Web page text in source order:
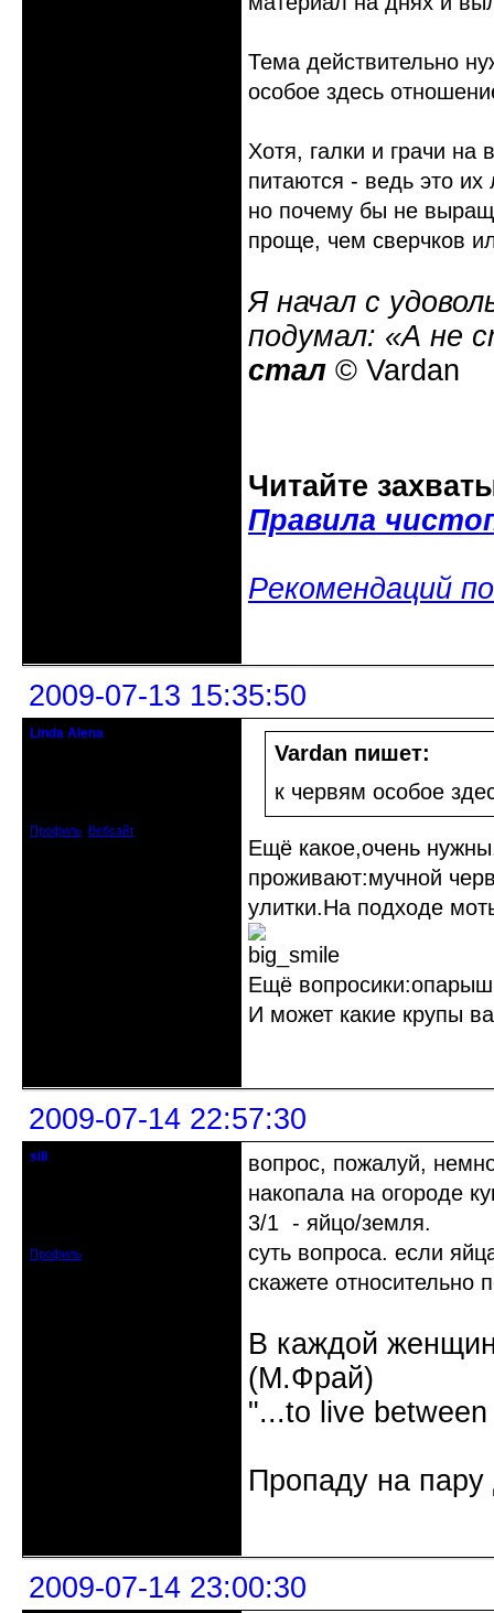
Тема действительно
особое здесь
Хотя, галки и грачи
питаются - ведь это
но почему бы не
проще, чем сверчков
Я начал с
подумал: «А не
стал © Vardan
Читайте
Правила
Рекомендаций
2009-07-13 15:35:50
Linda Alena
Профиль Вебсайт
Vardan пишет:
к червям особое
Ещё какое,очень
проживают:мучной
улитки.На подходе
Ещё
И может какие крупы
2009-07-14 22:57:30
sili
Профиль
вопрос, пожалуй,
накопала на огороде
3/1 - яйцо/земля.
суть вопроса. если
скажете относительно
В каждой
(М.Фрай)
"...to live
Пропаду на
2009-07-14 23:00:30